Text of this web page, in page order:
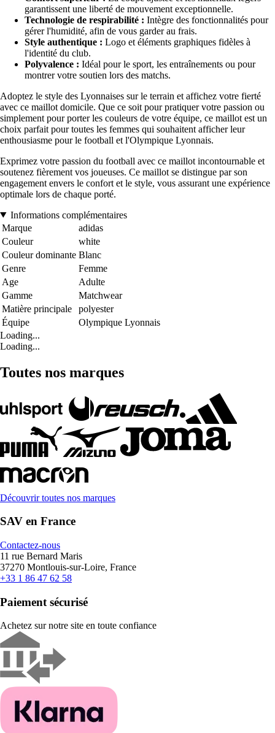
garantissent une liberté de mouvement exceptionnelle.
Technologie de respirabilité : Intègre des fonctionnalités pour
gérer l'humidité, afin de vous garder au frais.
Style authentique : Logo et éléments graphiques fidèles à
l'identité du club.
Polyvalence : Idéal pour le sport, les entraînements ou pour
montrer votre soutien lors des matchs.
Adoptez le style des Lyonnaises sur le terrain et affichez votre fierté
avec ce maillot domicile. Que ce soit pour pratiquer votre passion ou
simplement pour porter les couleurs de votre équipe, ce maillot est un
choix parfait pour toutes les femmes qui souhaitent afficher leur
enthousiasme pour le football et l'Olympique Lyonnais.
Exprimez votre passion du football avec ce maillot incontournable et
soutenez fièrement vos joueuses. Ce maillot se distingue par son
engagement envers le confort et le style, vous assurant une expérience
optimale lors de chaque porté.
Informations complémentaires
Marque
adidas
Couleur
white
Couleur dominante Blanc
Genre
Femme
Age
Adulte
Gamme
Matchwear
Matière principale
polyester
Équipe
Olympique Lyonnais
Loading...
Loading...
Toutes nos marques
Découvrir toutes nos marques
SAV en France
Contactez-nous
11 rue Bernard Maris
37270 Montlouis-sur-Loire, France
+33 1 86 47 62 58
Paiement sécurisé
Achetez sur notre site en toute confiance